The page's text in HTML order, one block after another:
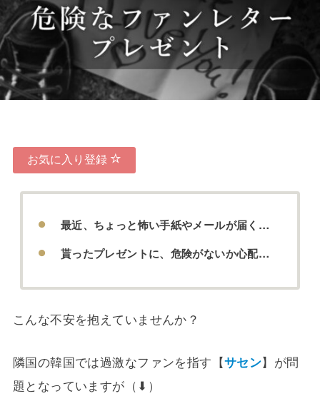
お気に入り登録
最近、ちょっと怖い手紙やメールが届く…
貰ったプレゼントに、危険がないか心配…
こんな不安を抱えていませんか？
隣国の韓国では過激なファンを指す【サセン】が問
題となっていますが（⬇︎）